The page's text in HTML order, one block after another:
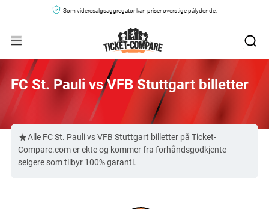
Som videresalgsaggregator kan priser overstige pålydende.
FC St. Pauli vs VFB Stuttgart billetter
Alle FC St. Pauli vs VFB Stuttgart billetter på Ticket-
Compare.com er ekte og kommer fra forhåndsgodkjente
selgere som tilbyr 100% garanti.